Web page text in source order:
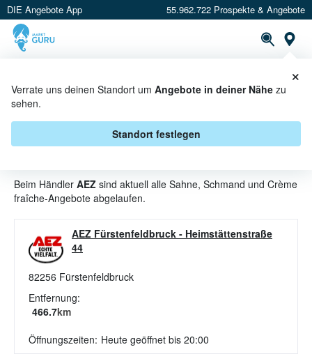
DIE Angebote App 55.962.722 Prospekte & Angebote
Verrate uns deinen Standort um Angebote in deiner Nähe zu
sehen.
Standort festlegen
×
SAHNE, SCHMAND UND CRÈME
FRAÎCHE ANGEBOTE & AKTIONEN
BEI AEZ
Beim Händler AEZ sind aktuell alle Sahne, Schmand und Crème
fraîche-Angebote abgelaufen.
AEZ Fürstenfeldbruck - Heimstättenstraße
44
82256 Fürstenfeldbruck
Entfernung:
466.7km
Öffnungszeiten: Heute geöffnet bis 20:00